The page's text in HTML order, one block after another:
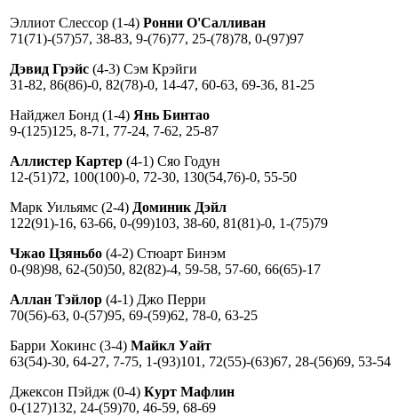
Эллиот Слессор (1-4) Ронни О'Салливан
71(71)-(57)57, 38-83, 9-(76)77, 25-(78)78, 0-(97)97
Дэвид Грэйс (4-3) Сэм Крэйги
31-82, 86(86)-0, 82(78)-0, 14-47, 60-63, 69-36, 81-25
Найджел Бонд (1-4) Янь Бинтао
9-(125)125, 8-71, 77-24, 7-62, 25-87
Аллистер Картер (4-1) Сяо Годун
12-(51)72, 100(100)-0, 72-30, 130(54,76)-0, 55-50
Марк Уильямс (2-4) Доминик Дэйл
122(91)-16, 63-66, 0-(99)103, 38-60, 81(81)-0, 1-(75)79
Чжао Цзяньбо (4-2) Стюарт Бинэм
0-(98)98, 62-(50)50, 82(82)-4, 59-58, 57-60, 66(65)-17
Аллан Тэйлор (4-1) Джо Перри
70(56)-63, 0-(57)95, 69-(59)62, 78-0, 63-25
Барри Хокинс (3-4) Майкл Уайт
63(54)-30, 64-27, 7-75, 1-(93)101, 72(55)-(63)67, 28-(56)69, 53-54
Джексон Пэйдж (0-4) Курт Мафлин
0-(127)132, 24-(59)70, 46-59, 68-69